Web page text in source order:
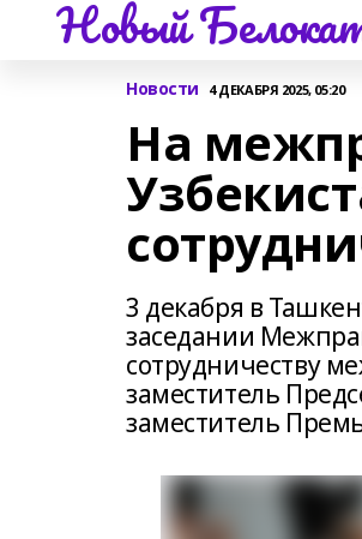
Новый
Новости 4 ДЕКАБРЯ 2025, 05:20
На
3 декабря в
заседании
сотрудничеству
заместитель
заместитель